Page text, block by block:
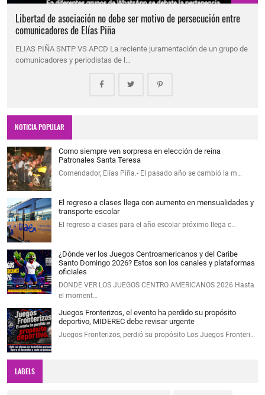
Libertad de asociación no debe ser motivo de persecución entre
comunicadores de Elías Piña
ELIAS PIÑA SNTP VS APCD La reciente juramentación de un grupo de
comunicadores y periodistas de l…
NOTICIA POPULAR
Como siempre ven sorpresa en elección de reina
Patronales Santa Teresa
Comendador, Elías Piña.- El pasado año se cambió la m…
El regreso a clases llega con aumento en mensualidades y
transporte escolar
El regreso a clases para el año escolar próximo llega c…
¿Dónde ver los Juegos Centroamericanos y del Caribe
Santo Domingo 2026? Estos son los canales y plataformas
oficiales
DONDE VER LOS JUEGOS CENTRO AMERICANOS 2026 Hasta
el moment…
Juegos Fronterizos, el evento ha perdido su propósito
deportivo, MIDEREC debe revisar urgente
Juegos Fronterizos, perdió su propósito Los Juegos Fronteri…
LABELS